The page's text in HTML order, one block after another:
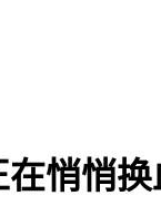
悄悄